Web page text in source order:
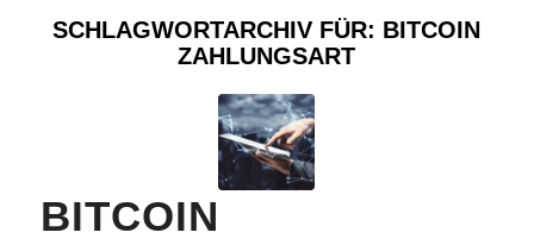
SCHLAGWORTARCHIV FÜR: BITCOIN
ZAHLUNGSART
BITCOIN